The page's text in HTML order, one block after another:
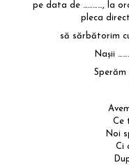
pe data de …………, la
pleca
să sărbătorim
Nașii
Sperăm
Ce
Noi
Ci